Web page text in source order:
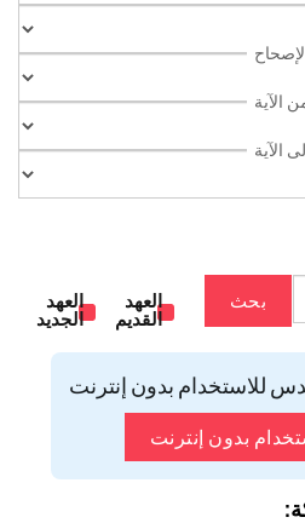
الآية
الآية
بحث
العهد
القديم
العهد
الجديد
للاستخدام بدون إنترنت
بدون إنترنت